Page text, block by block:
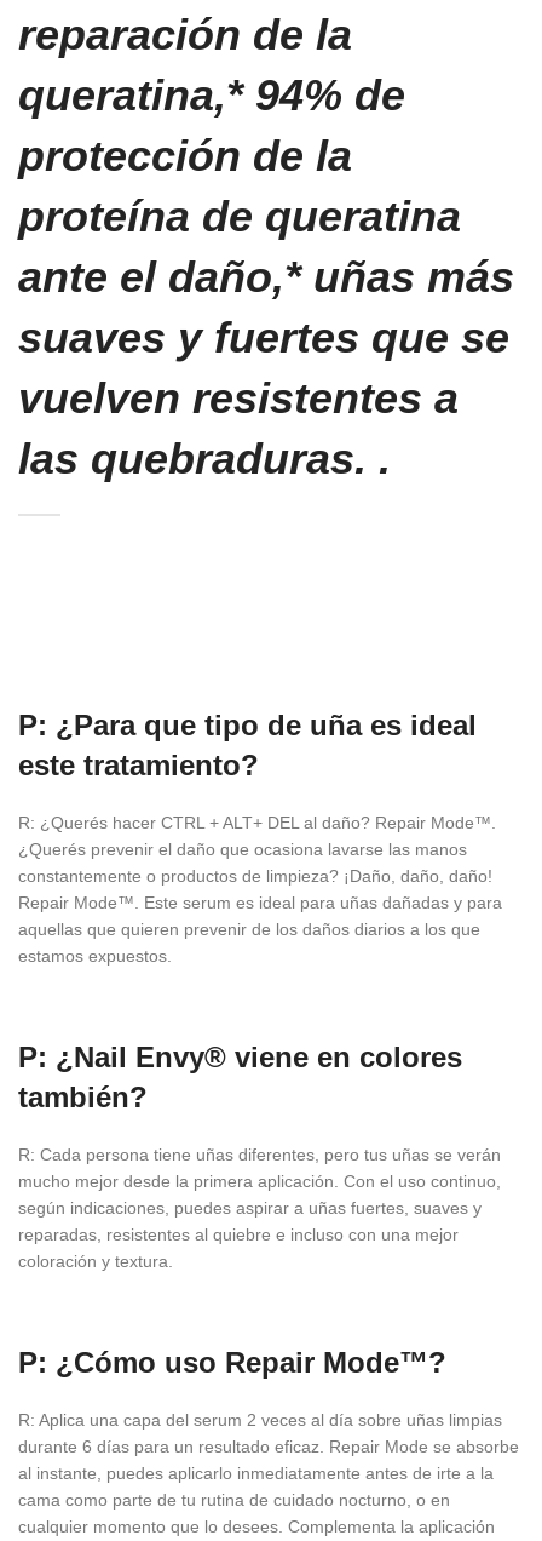
reparación de la
queratina,* 94% de
protección de la
proteína de queratina
ante el daño,* uñas más
suaves y fuertes que se
vuelven resistentes a
las quebraduras. .
P: ¿Para que tipo de uña es ideal
este tratamiento?
R: ¿Querés hacer CTRL + ALT+ DEL al daño? Repair Mode™.
¿Querés prevenir el daño que ocasiona lavarse las manos
constantemente o productos de limpieza? ¡Daño, daño, daño!
Repair Mode™. Este serum es ideal para uñas dañadas y para
aquellas que quieren prevenir de los daños diarios a los que
estamos expuestos.
P: ¿Nail Envy® viene en colores
también?
R: Cada persona tiene uñas diferentes, pero tus uñas se verán
mucho mejor desde la primera aplicación. Con el uso continuo,
según indicaciones, puedes aspirar a uñas fuertes, suaves y
reparadas, resistentes al quiebre e incluso con una mejor
coloración y textura.
P: ¿Cómo uso Repair Mode™?
R: Aplica una capa del serum 2 veces al día sobre uñas limpias
durante 6 días para un resultado eficaz. Repair Mode se absorbe
al instante, puedes aplicarlo inmediatamente antes de irte a la
cama como parte de tu rutina de cuidado nocturno, o en
cualquier momento que lo desees. Complementa la aplicación